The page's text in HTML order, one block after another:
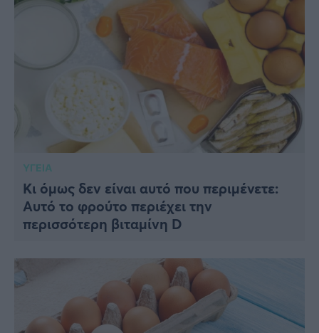
ΥΓΕΙΑ
Κι όμως δεν είναι αυτό που περιμένετε:
Αυτό το φρούτο περιέχει την
περισσότερη βιταμίνη D